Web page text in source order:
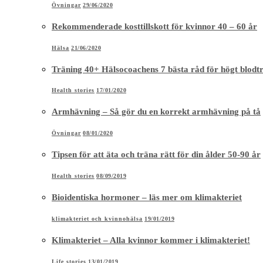
Övningar 29/06/2020
Rekommenderade kosttillskott för kvinnor 40 – 60 år
Hälsa 21/06/2020
Träning 40+ Hälsocoachens 7 bästa råd för högt
Health stories 17/01/2020
Armhävning – Så gör du en korrekt armhävning på tå
Övningar 08/01/2020
Tipsen för att äta och träna rätt för din ålder 50-90 år
Health stories 08/09/2019
Bioidentiska hormoner – läs mer om klimakteriet
klimakteriet och kvinnohälsa 19/01/2019
Klimakteriet – Alla kvinnor kommer i klimakteriet!
Life stories 13/01/2019